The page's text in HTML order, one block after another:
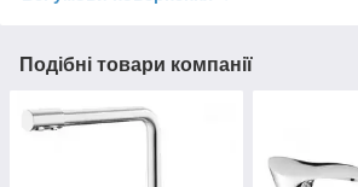
Подібні товари компанії